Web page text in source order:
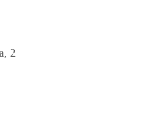
2